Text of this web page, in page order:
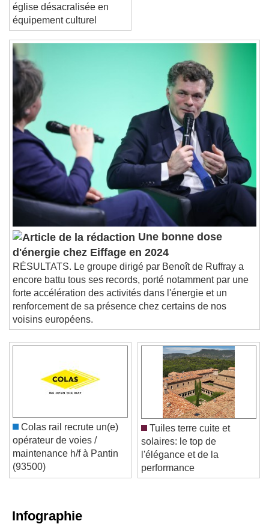
Transformation d’une
église désacralisée en
équipement culturel
d'énergie chez Eiffage en 2024
RÉSULTATS. Le groupe dirigé par Benoît de Ruffray a
encore battu tous ses records, porté notamment par une
forte accélération des activités dans l'énergie et un
renforcement de sa présence chez certains de nos
voisins européens.
Colas rail recrute un(e)
opérateur de voies /
maintenance h/f à Pantin
(93500)
Tuiles terre cuite et
solaires: le top de
l'élégance et de la
performance